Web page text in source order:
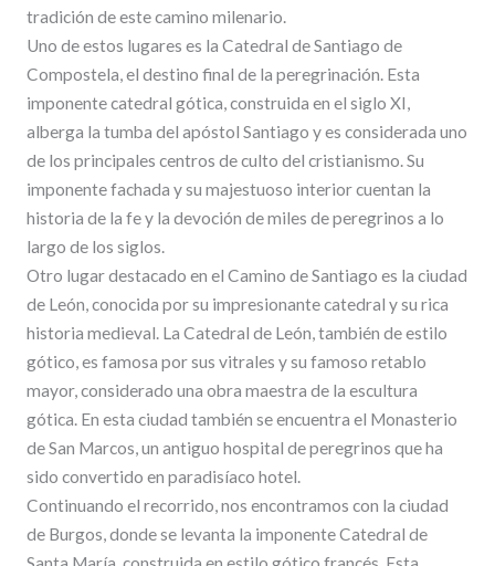
tradición de este camino milenario.
Uno de estos lugares es la Catedral de Santiago de
Compostela, el destino final de la peregrinación. Esta
imponente catedral gótica, construida en el siglo XI,
alberga la tumba del apóstol Santiago y es considerada uno
de los principales centros de culto del cristianismo. Su
imponente fachada y su majestuoso interior cuentan la
historia de la fe y la devoción de miles de peregrinos a lo
largo de los siglos.
Otro lugar destacado en el Camino de Santiago es la ciudad
de León, conocida por su impresionante catedral y su rica
historia medieval. La Catedral de León, también de estilo
gótico, es famosa por sus vitrales y su famoso retablo
mayor, considerado una obra maestra de la escultura
gótica. En esta ciudad también se encuentra el Monasterio
de San Marcos, un antiguo hospital de peregrinos que ha
sido convertido en paradisíaco hotel.
Continuando el recorrido, nos encontramos con la ciudad
de Burgos, donde se levanta la imponente Catedral de